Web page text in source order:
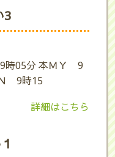
3
時05分 本ＭＹ 9
9時15
詳細はこちら